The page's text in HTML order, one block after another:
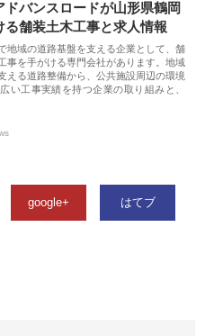
ドバンスロードが山形県鶴岡
る舗装土木工事と求人情報
地域の道路基盤を支える企業として、舗
事を手がける専門会社があります。地域
える道路整備から、公共施設周辺の環境
い工事実績を持つ企業の取り組みと、
google+ はてブ